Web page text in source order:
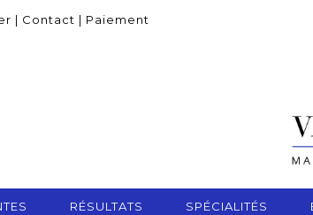
| Contact | Paiement
RÉSULTATS SPÉCIALITÉS